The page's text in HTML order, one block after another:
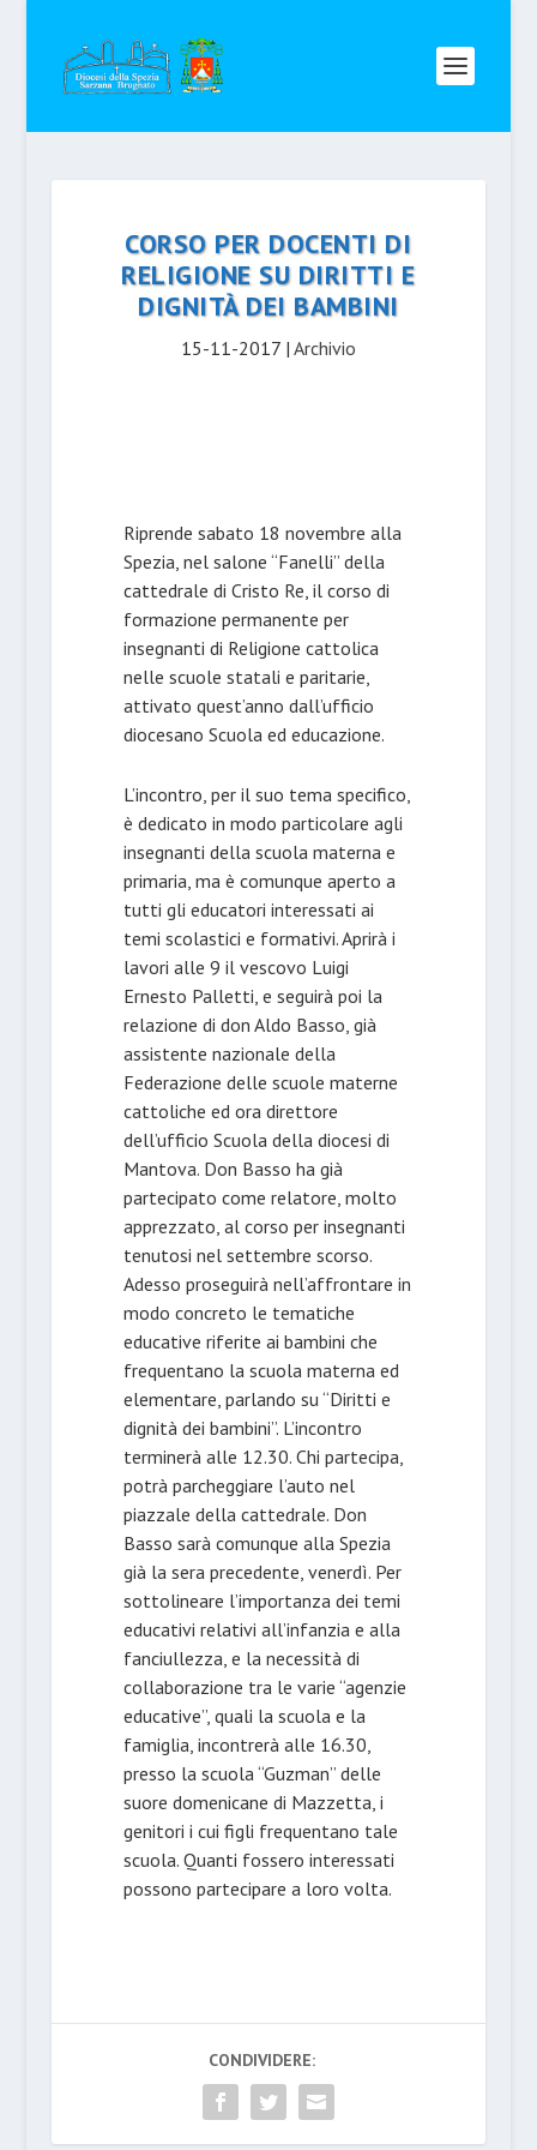
CORSO PER DOCENTI DI
RELIGIONE SU DIRITTI E
DIGNITÀ DEI BAMBINI
15-11-2017| Archivio
Riprende sabato 18 novembre alla
Spezia, nel salone “Fanelli” della
cattedrale di Cristo Re, il corso di
formazione permanente per
insegnanti di Religione cattolica
nelle scuole statali e paritarie,
attivato quest’anno dall’ufficio
diocesano Scuola ed educazione.
L’incontro, per il suo tema specifico,
è dedicato in modo particolare agli
insegnanti della scuola materna e
primaria, ma è comunque aperto a
tutti gli educatori interessati ai
temi scolastici e formativi. Aprirà i
lavori alle 9 il vescovo Luigi
Ernesto Palletti, e seguirà poi la
relazione di don Aldo Basso, già
assistente nazionale della
Federazione delle scuole materne
cattoliche ed ora direttore
dell’ufficio Scuola della diocesi di
Mantova. Don Basso ha già
partecipato come relatore, molto
apprezzato, al corso perinsegnanti
tenutosi nel settembre scorso.
Adesso proseguirà nell’affrontare in
modo concreto le tematiche
educative riferite ai bambini che
frequentano la scuola materna ed
elementare, parlando su “Diritti e
dignità dei bambini”. L’incontro
terminerà alle 12.30. Chi partecipa,
potrà parcheggiare l’auto nel
piazzale della cattedrale. Don
Basso sarà comunque alla Spezia
già la sera precedente, venerdì. Per
sottolineare l’importanza dei temi
educativi relativi all’infanzia e alla
fanciullezza, e la necessità di
collaborazione tra le varie “agenzie
educative”, quali la scuola e la
famiglia, incontrerà alle 16.30,
presso la scuola “Guzman” delle
suore domenicane di Mazzetta, i
genitori i cui figli frequentano tale
scuola. Quanti fossero interessati
possono partecipare a loro volta.
CONDIVIDERE: